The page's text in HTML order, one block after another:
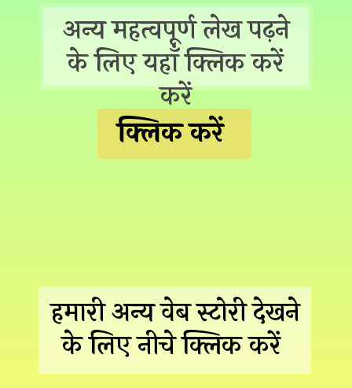
अन्य महत्वपूर्ण लेख पढ़ने
के लिए यहाँ क्लिक करें
करें
क्लिक करें
हमारी अन्य वेब स्टोरी देखने
के लिए नीचे क्लिक करें